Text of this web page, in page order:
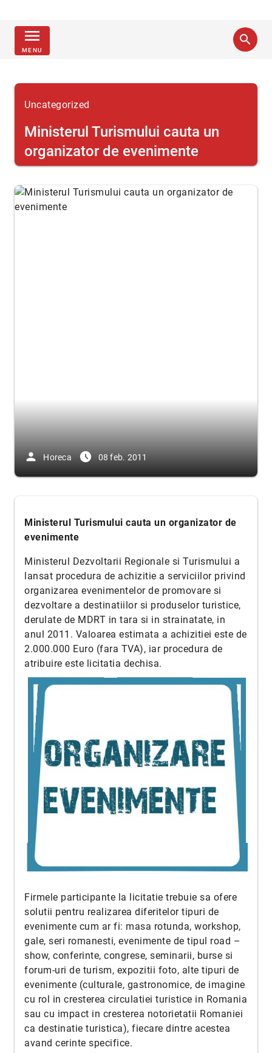
menu
MENU
search
Uncategorized
Ministerul Turismului cauta un
organizator de evenimente
person Horeca access_time_filled 08 feb. 2011
Ministerul Turismului cauta un organizator de
evenimente
Ministerul Dezvoltarii Regionale si Turismului a
lansat procedura de achizitie a serviciilor privind
organizarea evenimentelor de promovare si
dezvoltare a destinatiilor si produselor turistice,
derulate de MDRT in tara si in strainatate, in
anul 2011. Valoarea estimata a achizitiei este de
2.000.000 Euro (fara TVA), iar procedura de
atribuire este licitatia dechisa.
Firmele participante la licitatie trebuie sa ofere
solutii pentru realizarea diferitelor tipuri de
evenimente cum ar fi: masa rotunda, workshop,
gale, seri romanesti, evenimente de tipul road –
show, conferinte, congrese, seminarii, burse si
forum-uri de turism, expozitii foto, alte tipuri de
evenimente (culturale, gastronomice, de imagine
cu rol in cresterea circulatiei turistice in Romania
sau cu impact in cresterea notorietatii Romaniei
ca destinatie turistica), fiecare dintre acestea
avand cerinte specifice.